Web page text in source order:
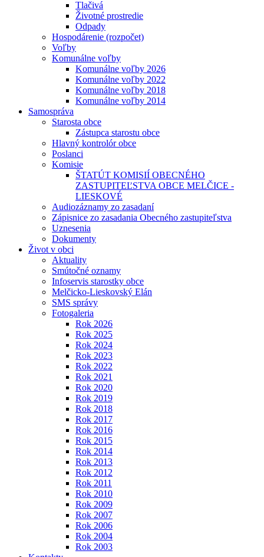
Tlačivá
Životné prostredie
Odpady
Hospodárenie (rozpočet)
Voľby
Komunálne voľby
Komunálne voľby 2026
Komunálne voľby 2022
Komunálne voľby 2018
Komunálne voľby 2014
Samospráva
Starosta obce
Zástupca starostu obce
Hlavný kontrolór obce
Poslanci
Komisie
ŠTATÚT KOMISIÍ OBECNÉHO
ZASTUPITEĽSTVA OBCE MELČICE -
LIESKOVÉ
Audiozáznamy zo zasadaní
Zápisnice zo zasadania Obecného zastupiteľstva
Uznesenia
Dokumenty
Život v obci
Aktuality
Smútočné oznamy
Infoservis starostky obce
Melčicko-Lieskovský Elán
SMS správy
Fotogaleria
Rok 2026
Rok 2025
Rok 2024
Rok 2023
Rok 2022
Rok 2021
Rok 2020
Rok 2019
Rok 2018
Rok 2017
Rok 2016
Rok 2015
Rok 2014
Rok 2013
Rok 2012
Rok 2011
Rok 2010
Rok 2009
Rok 2007
Rok 2006
Rok 2004
Rok 2003